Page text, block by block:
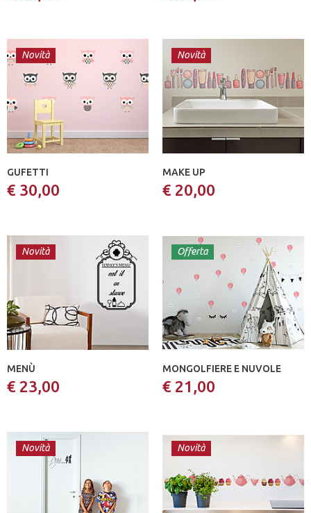
Novità
GUFETTI
€ 30,00
Novità
MAKE UP
€ 20,00
Novità
MENÙ
€ 23,00
Offerta
MONGOLFIERE E NUVOLE
€ 21,00
Novità Novità